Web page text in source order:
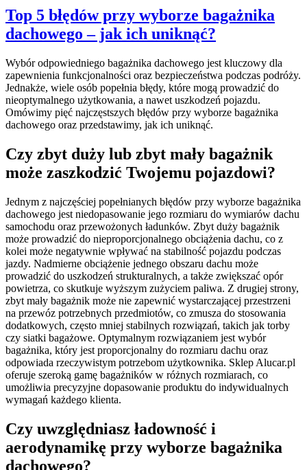
Top 5 błędów przy wyborze bagażnika
dachowego – jak ich uniknąć?
Wybór odpowiedniego bagażnika dachowego jest kluczowy dla
zapewnienia funkcjonalności oraz bezpieczeństwa podczas podróży.
Jednakże, wiele osób popełnia błędy, które mogą prowadzić do
nieoptymalnego użytkowania, a nawet uszkodzeń pojazdu.
Omówimy pięć najczęstszych błędów przy wyborze bagażnika
dachowego oraz przedstawimy, jak ich uniknąć.
Czy zbyt duży lub zbyt mały bagażnik
może zaszkodzić Twojemu pojazdowi?
Jednym z najczęściej popełnianych błędów przy wyborze bagażnika
dachowego jest niedopasowanie jego rozmiaru do wymiarów dachu
samochodu oraz przewożonych ładunków. Zbyt duży bagażnik
może prowadzić do nieproporcjonalnego obciążenia dachu, co z
kolei może negatywnie wpływać na stabilność pojazdu podczas
jazdy. Nadmierne obciążenie jednego obszaru dachu może
prowadzić do uszkodzeń strukturalnych, a także zwiększać opór
powietrza, co skutkuje wyższym zużyciem paliwa. Z drugiej strony,
zbyt mały bagażnik może nie zapewnić wystarczającej przestrzeni
na przewóz potrzebnych przedmiotów, co zmusza do stosowania
dodatkowych, często mniej stabilnych rozwiązań, takich jak torby
czy siatki bagażowe. Optymalnym rozwiązaniem jest wybór
bagażnika, który jest proporcjonalny do rozmiaru dachu oraz
odpowiada rzeczywistym potrzebom użytkownika. Sklep Alucar.pl
oferuje szeroką gamę bagażników w różnych rozmiarach, co
umożliwia precyzyjne dopasowanie produktu do indywidualnych
wymagań każdego klienta.
Czy uwzględniasz ładowność i
aerodynamikę przy wyborze bagażnika
dachowego?